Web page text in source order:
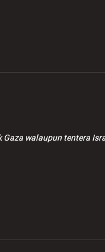
walaupun tentera